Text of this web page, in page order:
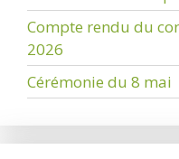
Compte rendu du
2026
Cérémonie du 8 mai